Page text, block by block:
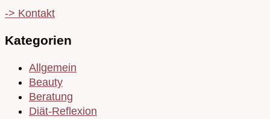
-> Kontakt
Kategorien
Allgemein
Beauty
Beratung
Diät-Reflexion